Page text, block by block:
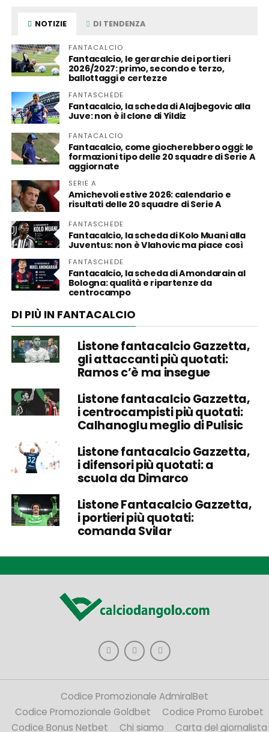
NOTIZIE DI TENDENZA
FANTACALCIO
Fantacalcio, le gerarchie dei portieri
2026/2027: primo, secondo e terzo,
ballottaggi e certezze
FANTASCHEDE
Fantacalcio, la scheda di Alajbegovic alla
Juve: non è il clone di Yildiz
FANTACALCIO
Fantacalcio, come giocherebbero oggi: le
formazioni tipo delle 20 squadre di Serie A
aggiornate
SERIE A
Amichevoli estive 2026: calendario e
risultati delle 20 squadre di Serie A
FANTASCHEDE
Fantacalcio, la scheda di Kolo Muani alla
Juventus: non è Vlahovic ma piace così
FANTASCHEDE
Fantacalcio, la scheda di Amondarain al
Bologna: qualità e ripartenze da
centrocampo
DI PIÙ IN FANTACALCIO
Listone fantacalcio Gazzetta,
gli attaccanti più quotati:
Ramos c’è ma insegue
Listone fantacalcio Gazzetta,
i centrocampisti più quotati:
Calhanoglu meglio di Pulisic
Listone fantacalcio Gazzetta,
i difensori più quotati: a
scuola da Dimarco
Listone Fantacalcio Gazzetta,
i portieri più quotati:
comanda Svilar
Codice Promozionale AdmiralBet
Codice Promozionale Goldbet
Codice Promo Eurobet
Codice Bonus Netbet
Chi siamo Carta del giornalista